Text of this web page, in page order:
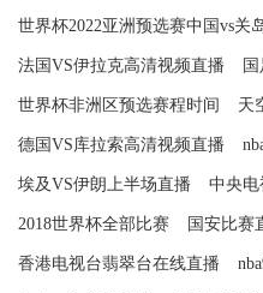
世界杯2022亚洲预选赛中国vs关
法国VS伊拉克高清视频直播
世界杯非洲区预选赛程时间 天
德国VS库拉索高清视频直播
埃及VS伊朗上半场直播 中央电
2018世界杯全部比赛 国安比赛
香港电视台翡翠台在线直播